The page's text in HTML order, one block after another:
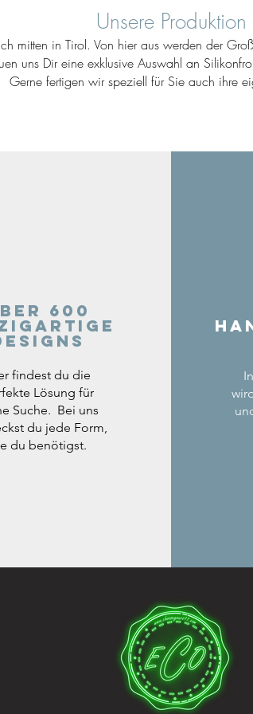
Unsere Produktion
mitten in Tirol. Von hier aus werden der
uns Dir eine exklusive Auswahl an
Gerne fertigen wir speziell für Sie auch ihre
600
findest du die
Lösung für
Suche. Bei uns
du jede Form,
du benötigst.